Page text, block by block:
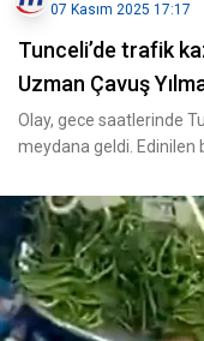
07 Kasım 2025 17:17
Tunceli’de trafik
Uzman Çavuş
Olay, gece saatlerinde
meydana geldi. Edinilen